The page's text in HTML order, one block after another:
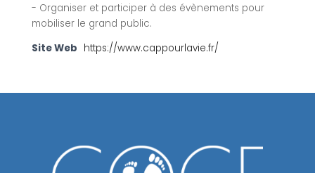
- Organiser et participer à des évènements pour
mobiliser le grand public.
Site Web https://www.cappourlavie.fr/